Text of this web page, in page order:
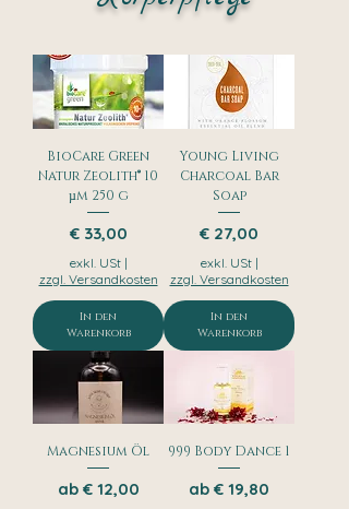
BioCare Green
Natur Zeolith® 10
µm 250 g
Preis
€ 33,00
exkl. USt|
zzgl. Versandkosten
In den
Warenkorb
Young Living
Charcoal Bar
Soap
Preis
€ 27,00
exkl. USt|
zzgl. Versandkosten
In den
Warenkorb
Magnesium Öl
ab € 12,00
Sale-Preis
999 Body Dance 1
ab € 19,80
Sale-Preis